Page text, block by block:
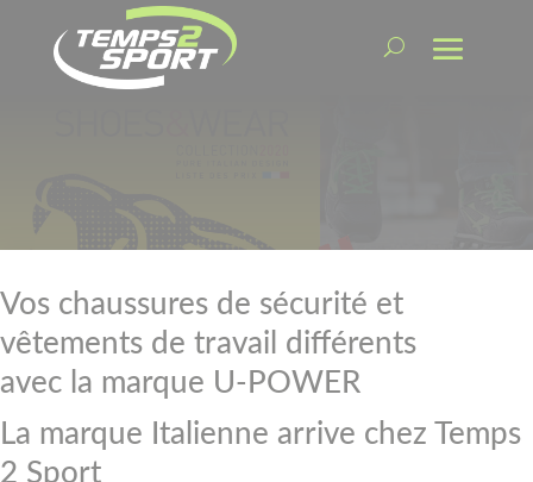
Vos chaussures de sécurité et
vêtements de travail différents
avec la marque U-POWER
La marque Italienne arrive chez Temps
2 Sport